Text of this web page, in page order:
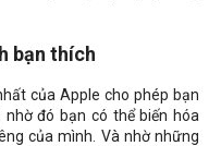
bạn thích
của Apple cho phép bạn
đó bạn có thể biến hóa
của mình. Và nhờ những